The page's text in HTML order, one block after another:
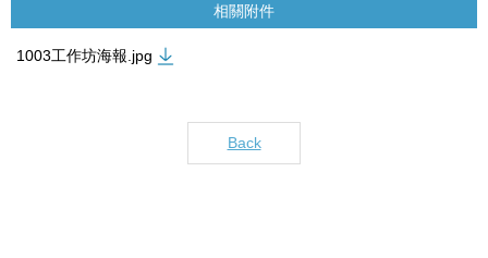
相關附件
1003工作坊海報.jpg
Back